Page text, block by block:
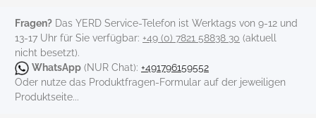
Fragen? Das YERD Service-Telefon ist Werktags von 9-12 und
13-17 Uhr für Sie verfügbar: +49 (0) 7821 58838 30 (aktuell
nicht besetzt).
WhatsApp (NUR Chat): +491796159552
Oder nutze das Produktfragen-Formular auf der jeweiligen
Produktseite...